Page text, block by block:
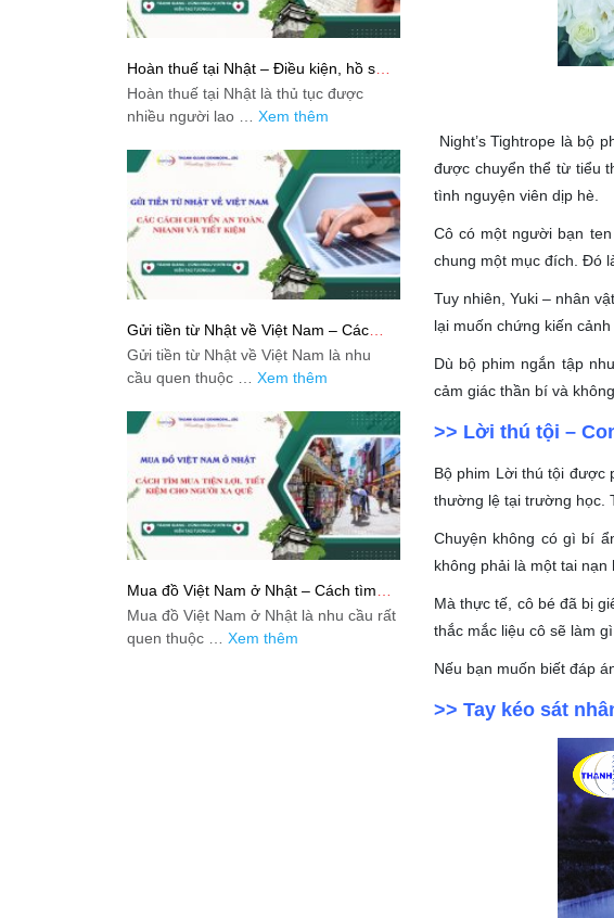
Night’s Tightrope là bộ
được chuyển thể từ tiểu
tình nguyện viên dịp hè.
Cô có một người bạn
chung một mục đích. Đó
Tuy nhiên, Yuki – nhân
lại muốn chứng kiến
Dù bộ phim ngắn tập
cảm giác thần bí và
>> Lời thú tội –
Bộ phim Lời thú tội được
thường lệ tại trường học.
Chuyện không có gì bí
không phải là một tai
Mà thực tế, cô bé đã bị
thắc mắc liệu cô sẽ làm
Nếu bạn muốn biết đáp
>> Tay kéo sát
Hoàn thuế tại Nhật – Điều kiện, hồ sơ
và cách làm cho người lao động
Hoàn thuế tại Nhật là thủ tục được
nhiều người lao … Xem thêm
Gửi tiền từ Nhật về Việt Nam – Các
cách chuyển an toàn, nhanh và tiết
kiệm
Gửi tiền từ Nhật về Việt Nam là nhu
cầu quen thuộc … Xem thêm
Mua đồ Việt Nam ở Nhật – Cách tìm
mua tiện lợi, tiết kiệm cho người xa quê
Mua đồ Việt Nam ở Nhật là nhu cầu rất
quen thuộc … Xem thêm